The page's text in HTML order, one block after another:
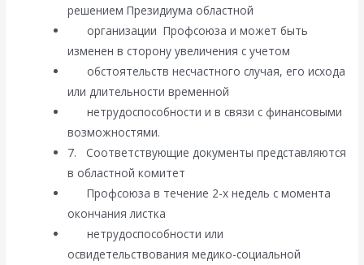
решением Президиума областной
организации Профсоюза и может быть
изменен в сторону увеличения с учетом
обстоятельств несчастного случая, его исхода
или длительности временной
нетрудоспособности и в связи с финансовыми
возможностями.
7. Соответствующие документы представляются
в областной комитет
Профсоюза в течение 2-х недель с момента
окончания листка
нетрудоспособности или
освидетельствования медико-социальной